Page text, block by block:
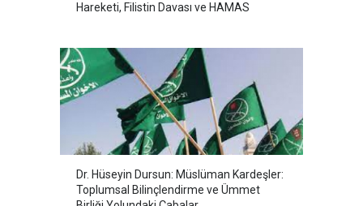
Hareketi, Filistin Davası ve HAMAS
Dr. Hüseyin Dursun: Müslüman Kardeşler:
Toplumsal Bilinçlendirme ve Ümmet